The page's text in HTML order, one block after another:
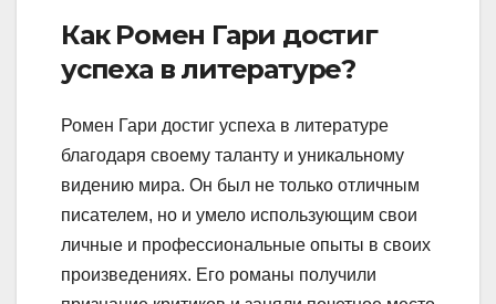
Как Ромен Гари достиг
успеха в литературе?
Ромен Гари достиг успеха в литературе
благодаря своему таланту и уникальному
видению мира. Он был не только отличным
писателем, но и умело использующим свои
личные и профессиональные опыты в своих
произведениях. Его романы получили